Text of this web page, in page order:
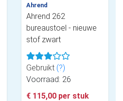
Ahrend
Ahrend 262
bureaustoel - nieuwe
stof zwart
Gebruikt (?)
Voorraad: 26
€ 115,00 per stuk